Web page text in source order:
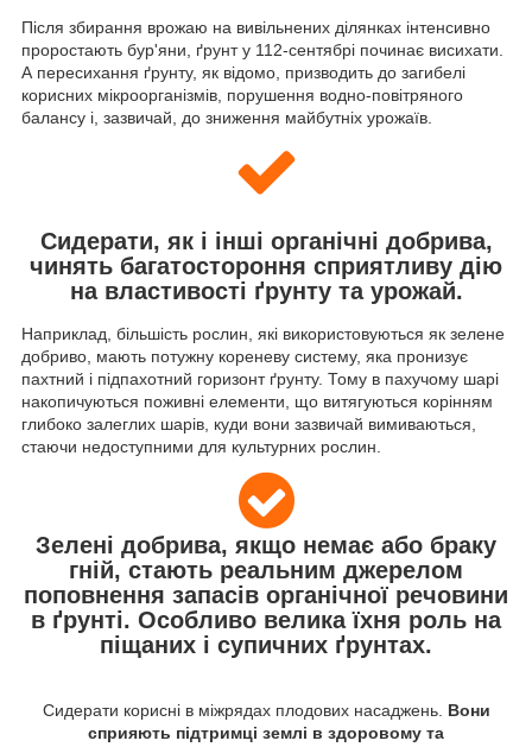
Після збирання врожаю на вивільнених ділянках інтенсивно
проростають бур'яни, ґрунт у 112-сентябрі починає висихати.
А пересихання ґрунту, як відомо, призводить до загибелі
корисних мікроорганізмів, порушення водно-повітряного
балансу і, зазвичай, до зниження майбутніх урожаїв.
Сидерати, як і інші органічні добрива,
чинять багатостороння сприятливу дію
на властивості ґрунту та урожай.
Наприклад, більшість рослин, які використовуються як зелене
добриво, мають потужну кореневу систему, яка пронизує
пахтний і підпахотний горизонт ґрунту. Тому в пахучому шарі
накопичуються поживні елементи, що витягуються корінням
глибоко залеглих шарів, куди вони зазвичай вимиваються,
стаючи недоступними для культурних рослин.
Зелені добрива, якщо немає або браку
гній, стають реальним джерелом
поповнення запасів органічної речовини
в ґрунті. Особливо велика їхня роль на
піщаних і супичних ґрунтах.
Сидерати корисні в міжрядах плодових насаджень. Вони
сприяють підтримці землі в здоровому та